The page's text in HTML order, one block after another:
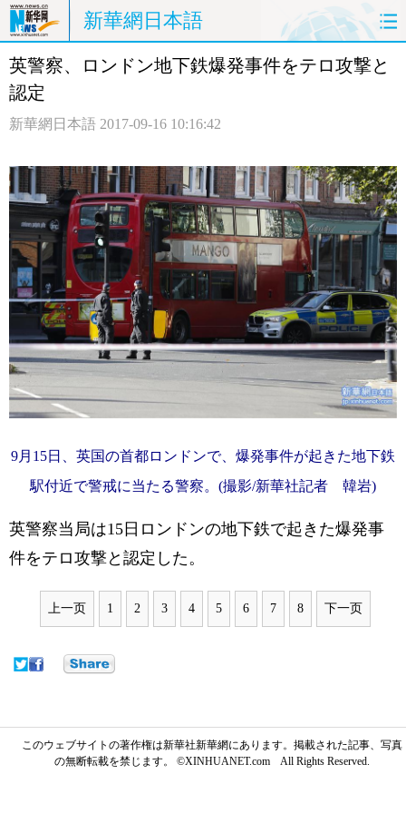
新華網日本語
ホームページ 政治 経済
中日対訳
英警察、ロンドン地下鉄爆発事件をテロ攻撃と
認定
新華網日本語 2017-09-16 10:16:42
9月15日、英国の首都ロンドンで、爆発事件が起きた地下鉄
駅付近で警戒に当たる警察。(撮影/新華社記者 韓岩)
英警察当局は15日ロンドンの地下鉄で起きた爆発事
件をテロ攻撃と認定した。
上一页 1 2 3 4 5 6 7 8 下一页
このウェブサイトの著作権は新華社新華網にあります。掲載された記事、写真
の無断転載を禁じます。 ©XINHUANET.com All Rights Reserved.